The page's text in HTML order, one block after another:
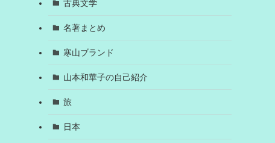
古典文学
名著まとめ
寒山ブランド
山本和華子の自己紹介
旅
日本